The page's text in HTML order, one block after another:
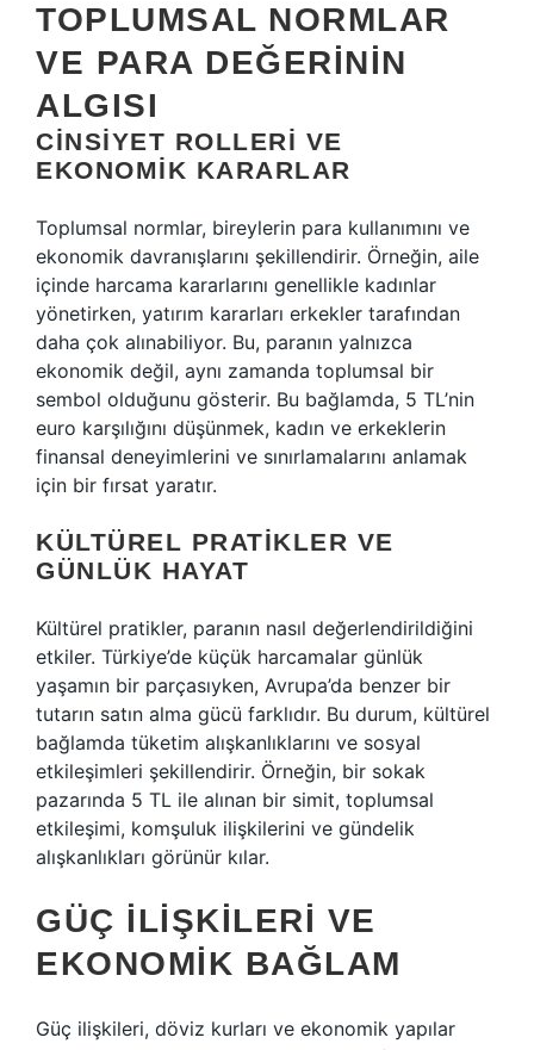
TOPLUMSAL NORMLAR
VE PARA DEĞERININ
ALGISI
CINSIYET ROLLERI VE
EKONOMIK KARARLAR
Toplumsal normlar, bireylerin para kullanımını ve
ekonomik davranışlarını şekillendirir. Örneğin, aile
içinde harcama kararlarını genellikle kadınlar
yönetirken, yatırım kararları erkekler tarafından
daha çok alınabiliyor. Bu, paranın yalnızca
ekonomik değil, aynı zamanda toplumsal bir
sembol olduğunu gösterir. Bu bağlamda, 5 TL’nin
euro karşılığını düşünmek, kadın ve erkeklerin
finansal deneyimlerini ve sınırlamalarını anlamak
için bir fırsat yaratır.
KÜLTÜREL PRATIKLER VE
GÜNLÜK HAYAT
Kültürel pratikler, paranın nasıl değerlendirildiğini
etkiler. Türkiye’de küçük harcamalar günlük
yaşamın bir parçasıyken, Avrupa’da benzer bir
tutarın satın alma gücü farklıdır. Bu durum, kültürel
bağlamda tüketim alışkanlıklarını ve sosyal
etkileşimleri şekillendirir. Örneğin, bir sokak
pazarında 5 TL ile alınan bir simit, toplumsal
etkileşimi, komşuluk ilişkilerini ve gündelik
alışkanlıkları görünür kılar.
GÜÇ İLIŞKILERI VE
EKONOMIK BAĞLAM
Güç ilişkileri, döviz kurları ve ekonomik yapılar